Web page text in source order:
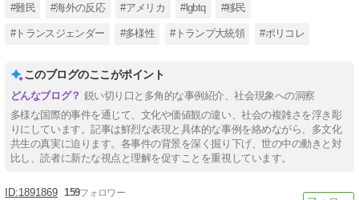
#難民 #海外の反応 #アメリカ #lgbtq #移民
#トランスジェンダー #多様性 #トランプ大統領 #ポリコレ
このブログのここがポイント
鋭い切り口と多角的な事例紹介、社会現象への洞察
多様な国際的事件を通じて、文化や価値観の違い、社会の複雑さを浮き彫
りにしています。記事は鮮烈な表現と具体的な事例を絡めながら、多文化
共生の真実に迫ります。各事件の背景を深く掘り下げ、世の中の動きと対
比し、読者に新たな視点と理解を促すことを重視しています。
1891869 159